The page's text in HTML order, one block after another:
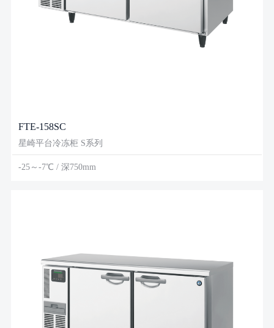
FTE-158SC
星崎平台冷冻柜 S系列
-25～-7℃ / 深750mm